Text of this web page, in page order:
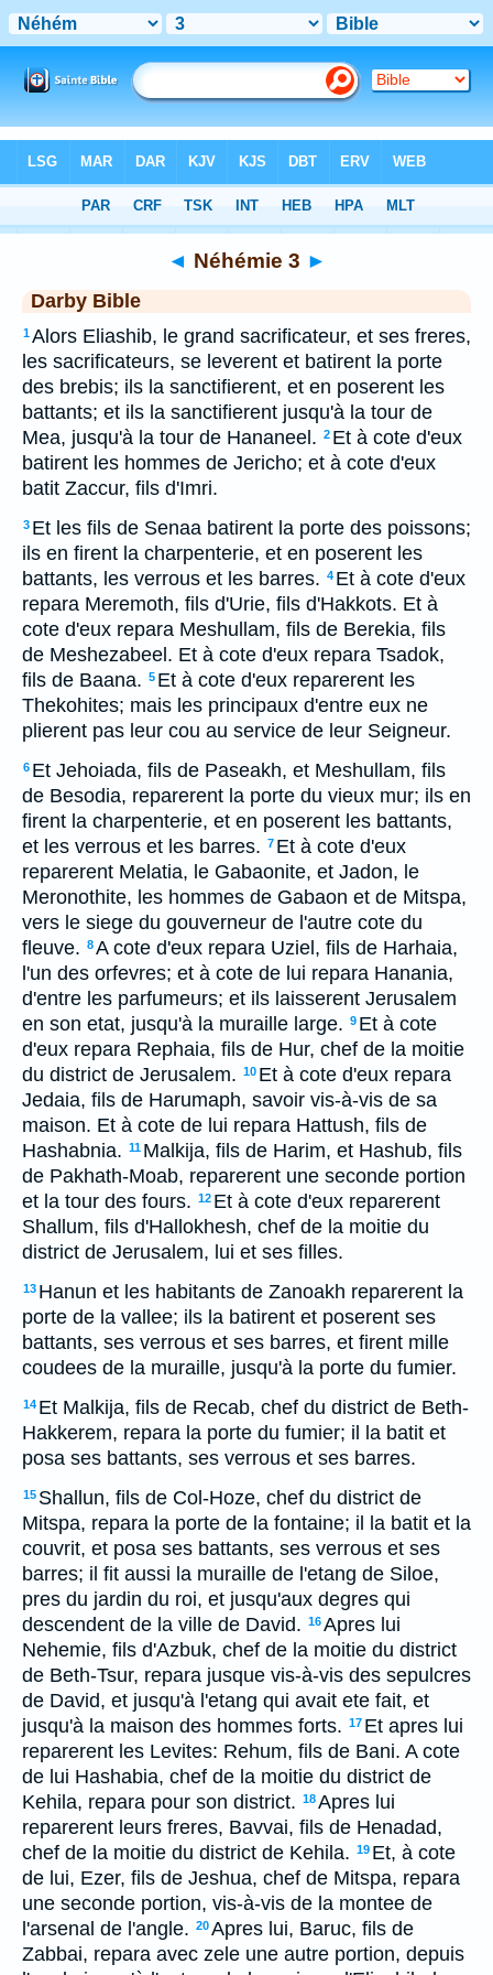
> Néhémie 3
◄ Néhémie 3 ►
Darby Bible
1Alors Eliashib, le grand sacrificateur, et ses freres,
les sacrificateurs, se leverent et batirent la porte
des brebis; ils la sanctifierent, et en poserent les
battants; et ils la sanctifierent jusqu'à la tour de
Mea, jusqu'à la tour de Hananeel. 2 Et à cote d'eux
batirent les hommes de Jericho; et à cote d'eux
batit Zaccur, fils d'Imri.
3 Et les fils de Senaa batirent la porte des poissons;
ils en firent la charpenterie, et en poserent les
battants, les verrous et les barres. 4 Et à cote d'eux
repara Meremoth, fils d'Urie, fils d'Hakkots. Et à
cote d'eux repara Meshullam, fils de Berekia, fils
de Meshezabeel. Et à cote d'eux repara Tsadok,
fils de Baana. 5 Et à cote d'eux reparerent les
Thekohites; mais les principaux d'entre eux ne
plierent pas leur cou au service de leur Seigneur.
6 Et Jehoiada, fils de Paseakh, et Meshullam, fils
de Besodia, reparerent la porte du vieux mur; ils en
firent la charpenterie, et en poserent les battants,
et les verrous et les barres. 7 Et à cote d'eux
reparerent Melatia, le Gabaonite, et Jadon, le
Meronothite, les hommes de Gabaon et de Mitspa,
vers le siege du gouverneur de l'autre cote du
fleuve. 8A cote d'eux repara Uziel, fils de Harhaia,
l'un des orfevres; et à cote de lui repara Hanania,
d'entre les parfumeurs; et ils laisserent Jerusalem
en son etat, jusqu'à la muraille large. 9 Et à cote
d'eux repara Rephaia, fils de Hur, chef de la moitie
du district de Jerusalem. 10 Et à cote d'eux repara
Jedaia, fils de Harumaph, savoir vis-à-vis de sa
maison. Et à cote de lui repara Hattush, fils de
Hashabnia. 11 Malkija, fils de Harim, et Hashub, fils
de Pakhath-Moab, reparerent une seconde portion
et la tour des fours. 12 Et à cote d'eux reparerent
Shallum, fils d'Hallokhesh, chef de la moitie du
district de Jerusalem, lui et ses filles.
13 Hanun et les habitants de Zanoakh reparerent la
porte de la vallee; ils la batirent et poserent ses
battants, ses verrous et ses barres, et firent mille
coudees de la muraille, jusqu'à la porte du fumier.
14 Et Malkija, fils de Recab, chef du district de Beth-
Hakkerem, repara la porte du fumier; il la batit et
posa ses battants, ses verrous et ses barres.
15 Shallun, fils de Col-Hoze, chef du district de
Mitspa, repara la porte de la fontaine; il la batit et la
couvrit, et posa ses battants, ses verrous et ses
barres; il fit aussi la muraille de l'etang de Siloe,
pres du jardin du roi, et jusqu'aux degres qui
descendent de la ville de David. 16Apres lui
Nehemie, fils d'Azbuk, chef de la moitie du district
de Beth-Tsur, repara jusque vis-à-vis des sepulcres
de David, et jusqu'à l'etang qui avait ete fait, et
jusqu'à la maison des hommes forts. 17 Et apres lui
reparerent les Levites: Rehum, fils de Bani. A cote
de lui Hashabia, chef de la moitie du district de
Kehila, repara pour son district. 18Apres lui
reparerent leurs freres, Bavvai, fils de Henadad,
chef de la moitie du district de Kehila. 19 Et, à cote
de lui, Ezer, fils de Jeshua, chef de Mitspa, repara
une seconde portion, vis-à-vis de la montee de
l'arsenal de l'angle. 20Apres lui, Baruc, fils de
Zabbai, repara avec zele une autre portion, depuis